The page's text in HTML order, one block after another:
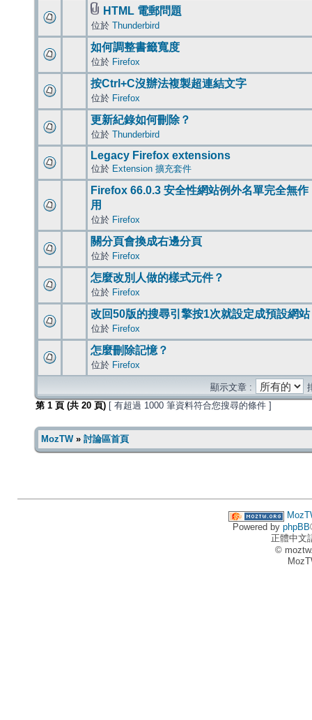
HTML 電郵問題
位於 Thunderbird
如何調整書籤寬度
位於 Firefox
按Ctrl+C沒辦法複製超連結文字
位於 Firefox
更新紀錄如何刪除？
位於 Thunderbird
Legacy Firefox extensions
位於 Extension 擴充套件
Firefox 66.0.3 安全性網站例外名單完全無作
用
位於 Firefox
關分頁會換成右邊分頁
位於 Firefox
怎麼改別人做的樣式元件？
位於 Firefox
改回50版的搜尋引擎按1次就設定成預設網站
位於 Firefox
怎麼刪除記憶？
位於 Firefox
顯示文章 :
第 1 頁 (共 20 頁) [ 有超過 1000 筆資料符合您搜尋的條件 ]
MozTW» 討論區首頁
Powered by phpBB
正體中文
©